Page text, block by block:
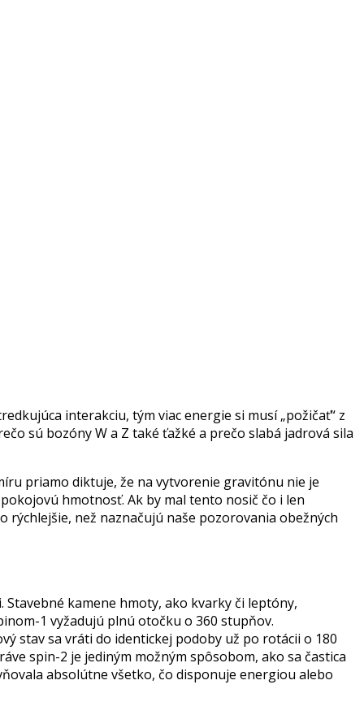
interakciu, tým viac energie si musí „požičať“ z
sú bozóny W a Z také ťažké a prečo slabá jadrová sila
priamo diktuje, že na vytvorenie gravitónu nie je
hmotnosť. Ak by mal tento nosič čo i len
než naznačujú naše pozorovania obežných
kamene hmoty, ako kvarky či leptóny,
1 vyžadujú plnú otočku o 360 stupňov.
stav sa vráti do identickej podoby už po rotácii o 180
spin-2 je jediným možným spôsobom, ako sa častica
absolútne všetko, čo disponuje energiou alebo